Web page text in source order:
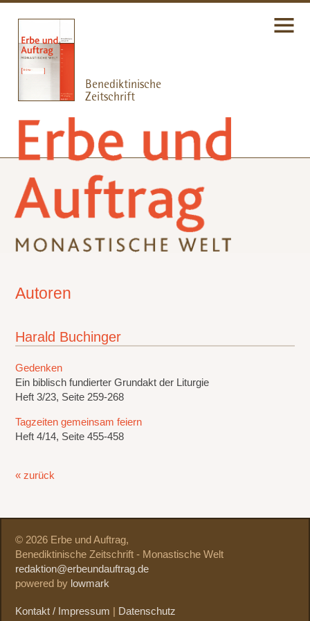
Autoren
Harald Buchinger
Gedenken
Ein biblisch fundierter Grundakt der Liturgie
Heft 3/23, Seite 259-268
Tagzeiten gemeinsam feiern
Heft 4/14, Seite 455-458
« zurück
© 2026 Erbe und Auftrag,
Benediktinische Zeitschrift - Monastische Welt
redaktion@erbeundauftrag.de
powered by lowmark
Kontakt / Impressum Datenschutz